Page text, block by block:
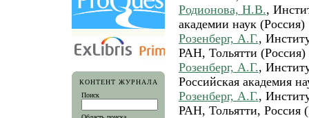
КОНТЕНТ ЖУРНАЛА
Поиск
Родионова, Н.В.,
академии наук (Россия)
Розенберг, А.Г.,
РАН, Тольятти (Россия)
Розенберг, А.Г.,
Российская академия
Розенберг, А.Г.,
РАН, Тольятти, Россия